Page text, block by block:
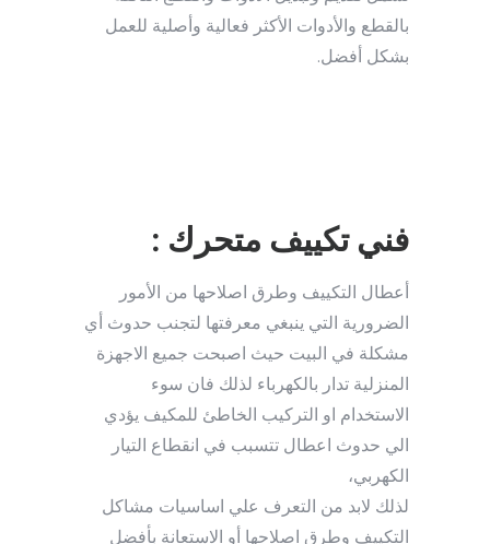
بالقطع والأدوات الأكثر فعالية وأصلية للعمل
بشكل أفضل.
فني تكييف متحرك :
أعطال التكييف وطرق اصلاحها من الأمور
الضرورية التي ينبغي معرفتها لتجنب حدوث أي
مشكلة في البيت حيث اصبحت جميع الاجهزة
المنزلية تدار بالكهرباء لذلك فان سوء
الاستخدام او التركيب الخاطئ للمكيف يؤدي
الي حدوث اعطال تتسبب في انقطاع التيار
الكهربي،
لذلك لابد من التعرف علي اساسيات مشاكل